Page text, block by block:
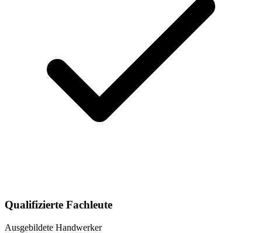
Qualifizierte Fachleute
Ausgebildete Handwerker